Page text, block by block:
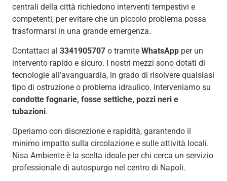
centrali della città richiedono interventi tempestivi e
competenti, per evitare che un piccolo problema possa
trasformarsi in una grande emergenza.
Contattaci al 3341905707 o tramite WhatsApp per un
intervento rapido e sicuro. I nostri mezzi sono dotati di
tecnologie all’avanguardia, in grado di risolvere qualsiasi
tipo di ostruzione o problema idraulico. Interveniamo su
condotte fognarie, fosse settiche, pozzi neri e
tubazioni.
Operiamo con discrezione e rapidità, garantendo il
minimo impatto sulla circolazione e sulle attività locali.
Nisa Ambiente è la scelta ideale per chi cerca un servizio
professionale di autospurgo nel centro di Napoli.